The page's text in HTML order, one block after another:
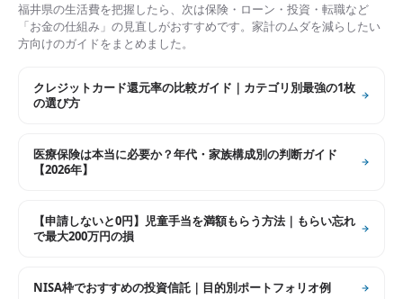
福井県の生活費を把握したら、次は保険・ローン・投資・転職など
「お金の仕組み」の見直しがおすすめです。家計のムダを減らしたい
方向けのガイドをまとめました。
クレジットカード還元率の比較ガイド｜カテゴリ別最強の1枚
の選び方
医療保険は本当に必要か？年代・家族構成別の判断ガイド
【2026年】
【申請しないと0円】児童手当を満額もらう方法｜もらい忘れ
で最大200万円の損
NISA枠でおすすめの投資信託｜目的別ポートフォリオ例